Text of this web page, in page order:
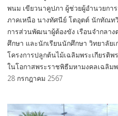
พนม เขียวนาคูปภา ผู้ช่วยผู้อำนวยกา
ภาคเหนือ นางทัศนีย์ โตอุตต์ นักทัณท
การส่วนพัฒนาผู้ต้องขัง เรือนจำกลา
ศึกษา และนักเรียนนักศึกษา วิทยาลัย
โครงการปลูกต้นไม้เฉลิมพระเกียรติพ
ในโอกาสพระราชพิธีมหามงคลเฉลิม
28 กรกฎาคม 2567